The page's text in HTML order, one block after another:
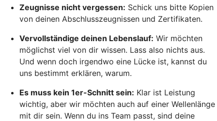
Zeugnisse nicht vergessen: Schick uns bitte Kopien
von deinen Abschlusszeugnissen und Zertifikaten.
Vervollständige deinen Lebenslauf: Wir möchten
möglichst viel von dir wissen. Lass also nichts aus.
Und wenn doch irgendwo eine Lücke ist, kannst du
uns bestimmt erklären, warum.
Es muss kein 1er-Schnitt sein: Klar ist Leistung
wichtig, aber wir möchten auch auf einer Wellenlänge
mit dir sein. Wenn du ins Team passt, sind deine